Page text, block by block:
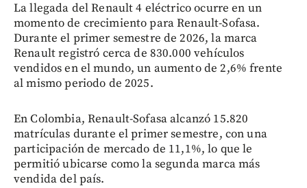
La llegada del Renault 4 eléctrico ocurre en un
momento de crecimiento para Renault-Sofasa.
Durante el primer semestre de 2026, la marca
Renault registró cerca de 830.000 vehículos
vendidos en el mundo, un aumento de 2,6% frente
al mismo periodo de 2025.
En Colombia, Renault-Sofasa alcanzó 15.820
matrículas durante el primer semestre, con una
participación de mercado de 11,1%, lo que le
permitió ubicarse como la segunda marca más
vendida del país.